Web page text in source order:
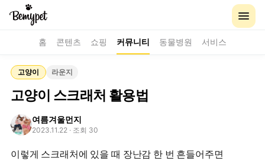
홈 콘텐츠 쇼핑 커뮤니티 동물병원 서비스
고양이 라운지
고양이 스크래처 활용법
여름겨울먼지
2023.11.22 · 조회 30
이렇게 스크래처에 있을 때 장난감 한 번 흔들어주면